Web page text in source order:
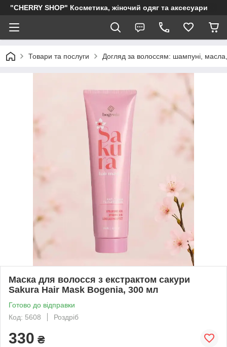
"CHERRY SHOP" Косметика, жіночий одяг та аксесуари
Товари та послуги Догляд за волоссям: шампуні,
Маска для волосся з екстрактом сакури
Sakura Hair Mask Bogenia, 300 мл
Готово до відправки
Код: 5608
Роздріб
330 ₴